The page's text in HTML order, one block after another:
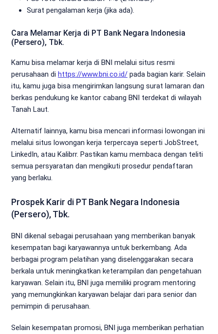
Surat pengalaman kerja (jika ada).
Cara Melamar Kerja di PT Bank Negara Indonesia
(Persero), Tbk.
Kamu bisa melamar kerja di BNI melalui situs resmi
perusahaan di https://www.bni.co.id/ pada bagian karir. Selain
itu, kamu juga bisa mengirimkan langsung surat lamaran dan
berkas pendukung ke kantor cabang BNI terdekat di wilayah
Tanah Laut.
Alternatif lainnya, kamu bisa mencari informasi lowongan ini
melalui situs lowongan kerja terpercaya seperti JobStreet,
LinkedIn, atau Kalibrr. Pastikan kamu membaca dengan teliti
semua persyaratan dan mengikuti prosedur pendaftaran
yang berlaku.
Prospek Karir di PT Bank Negara Indonesia
(Persero), Tbk.
BNI dikenal sebagai perusahaan yang memberikan banyak
kesempatan bagi karyawannya untuk berkembang. Ada
berbagai program pelatihan yang diselenggarakan secara
berkala untuk meningkatkan keterampilan dan pengetahuan
karyawan. Selain itu, BNI juga memiliki program mentoring
yang memungkinkan karyawan belajar dari para senior dan
pemimpin di perusahaan.
Selain kesempatan promosi, BNI juga memberikan perhatian